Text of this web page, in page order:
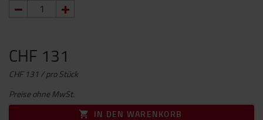
CHF 131
CHF 131 / pro Stück
Preise ohne MwSt.
IN DEN WARENKORB